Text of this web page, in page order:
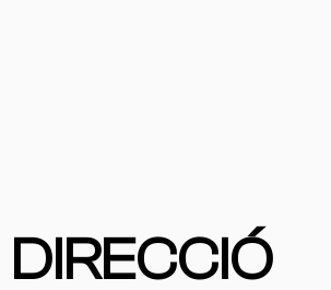
DIRECCIÓ